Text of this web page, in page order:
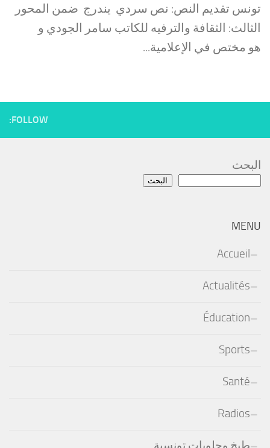
تونس تقديم النص: نص سردي يندرج ضمن المحور
الثالث: الثقافة والترفيه للكاتب سامر الجودي و
هو مختص في الإعلامية...
FOLLOW:
البحث
البحث
MENU
Accueil
Actualités
Éducation
Sports
Santé
Radios
طبخ وحلويات تونسية